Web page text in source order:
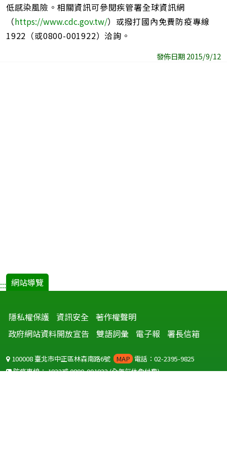
低感染風險。相關資訊可參閱疾管署全球資訊網
（https://www.cdc.gov.tw/）或撥打國內免費防疫專線
1922（或0800-001922）洽詢。
發佈日期 2015/9/12
::: 網站導覽
隱私權保護 資訊安全 著作權聲明
政府網站資料開放宣告
雙語詞彙 電子報 署長信箱
100008 臺北市中正區林森南路6號 MAP 電話：02-2395-9825
防疫專線：1922或0800-001922(全年無休免付費)